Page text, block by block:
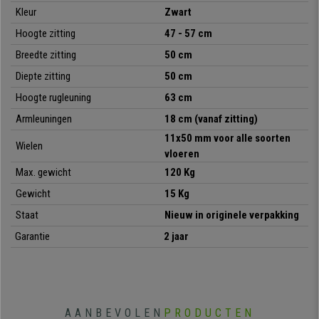
Inclusief stevig gewatteerde lendensteun
• Bekleed met ademend mesh/synthetisch leder
• Armleuningen met modern design
Solide en elegant verchroomd stalen onderstel
Kleur
Zwart
Hoogte zitting
47 - 57 cm
Breedte zitting
50 cm
Diepte zitting
50 cm
Hoogte rugleuning
63 cm
Armleuningen
18 cm (vanaf zitting)
Wielen
11x50 mm voor alle soorten
vloeren
Max. gewicht
120 Kg
Gewicht
15 Kg
Staat
Nieuw in originele verpakking
Garantie
2 jaar
AANBEVOLEN PRODUCTEN